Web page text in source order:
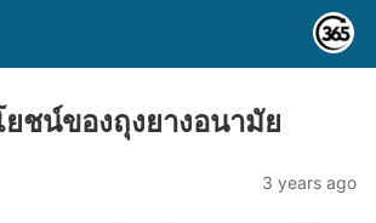
ชน์ของถุงยางอนามัย
3 years ago